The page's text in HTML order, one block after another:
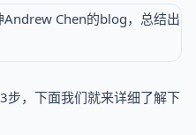
步，下面我们就来详细了解下